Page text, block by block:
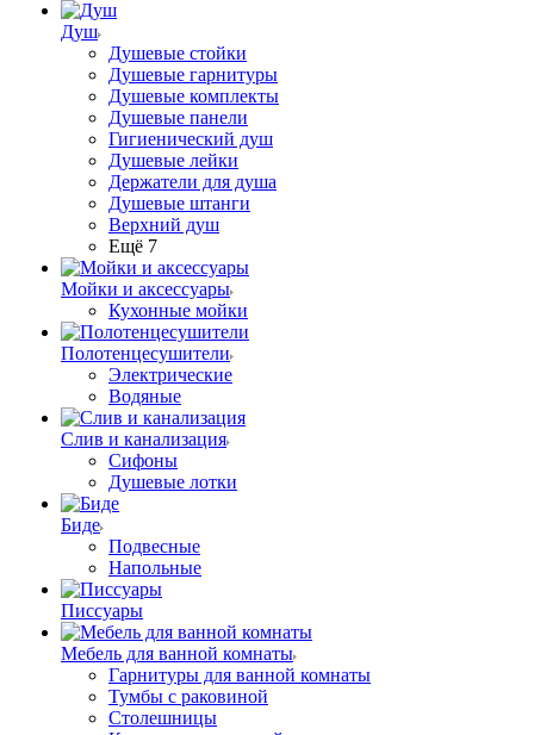
Душ
Душевые стойки
Душевые гарнитуры
Душевые комплекты
Душевые панели
Гигиенический душ
Душевые лейки
Держатели для душа
Душевые штанги
Верхний душ
Ещё 7
Мойки и аксессуары
Кухонные мойки
Полотенцесушители
Электрические
Водяные
Слив и канализация
Сифоны
Душевые лотки
Биде
Подвесные
Напольные
Писсуары
Мебель для ванной комнаты
Гарнитуры для ванной комнаты
Тумбы с раковиной
Столешницы